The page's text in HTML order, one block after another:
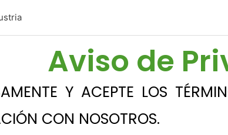
Aviso de
Y ACEPTE LOS
CON NOSOTROS.